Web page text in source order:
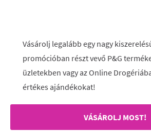
Vásárolj legalább egy nagy
promócióban részt vevő P&G
üzletekben vagy az Online
értékes ajándékokat!
VÁSÁROLJ MOST!